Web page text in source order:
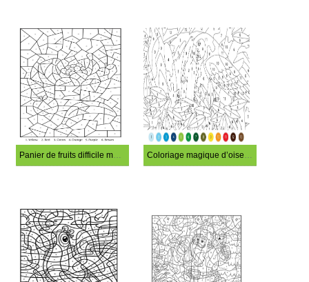
Panier de fruits difficile magie coloriage Coloriage magique d’oiseaux difficiles